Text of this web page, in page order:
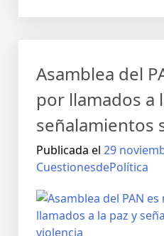
Asamblea del
por llamados a
señalamientos
Publicada el 29
CuestionesdePolítica